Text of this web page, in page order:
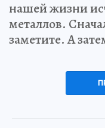
нашей жизни
металлов.
заметите. А